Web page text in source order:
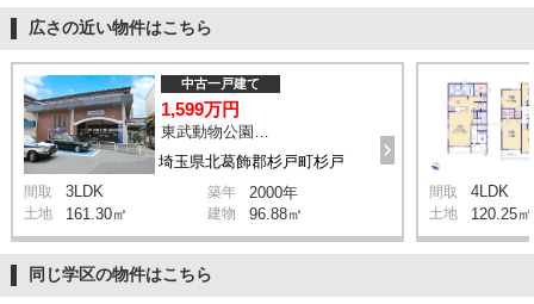
広さの近い物件はこちら
埼玉県北葛飾郡杉戸町杉戸
中古一戸建て
1,599万円
間取 3LDK 築年 2000年
土地 161.30㎡ 建物 96.88㎡
間取 4LDK
土地 120.25㎡
同じ学区の物件はこちら